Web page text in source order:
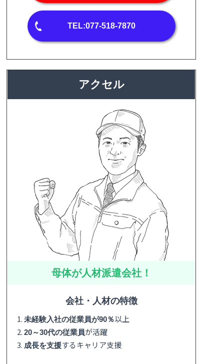
TEL:077-518-7870
アクセル
母体が人材派遣会社！
会社・人材の特徴
1.未経験入社の従業員が90％以上
2.20～30代の従業員が活躍
3. 成長を支援するキャリア支援